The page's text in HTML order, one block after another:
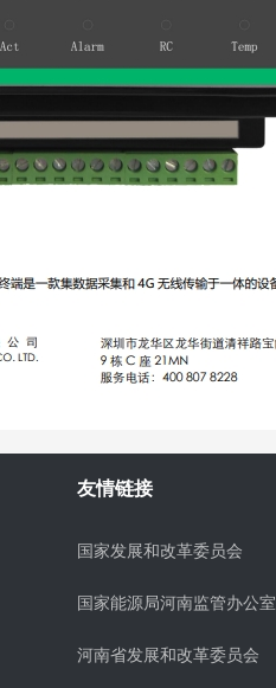
友情链接
国家发展和改革委员会
国家能源局河南监管办公室
河南省发展和改革委员会